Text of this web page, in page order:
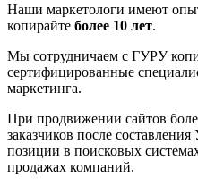
Наши маркетологи имеют
копирайте более 10 лет.
Мы сотрудничаем с ГУРУ
сертифицированные
маркетинга.
При продвижении сайтов
заказчиков после
позиции в поисковых
продажах компаний.